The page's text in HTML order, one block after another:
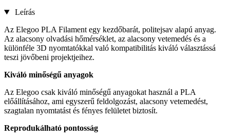
Leírás
Az Elegoo PLA Filament egy kezdőbarát, politejsav alapú anyag.
Az alacsony olvadási hőmérséklet, az alacsony vetemedés és a
különféle 3D nyomtatókkal való kompatibilitás kiváló választássá
teszi jövőbeni projektjeihez.
Kiváló minőségű anyagok
Az Elegoo csak kiváló minőségű anyagokat használ a PLA
előállításához, ami egyszerű feldolgozást, alacsony vetemedést,
szagtalan nyomtatást és fényes felületet biztosít.
Reprodukálható pontosság